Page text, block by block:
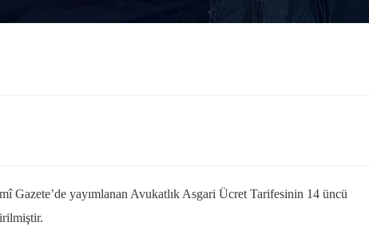
Gazete’de yayımlanan Avukatlık Asgari Ücret Tarifesinin 14 üncü